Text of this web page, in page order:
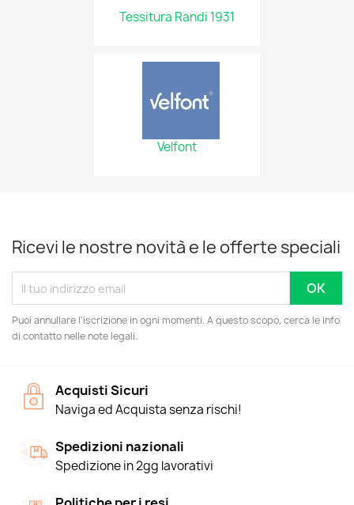
Tessitura Randi 1931
Velfont
Ricevi le nostre novità e le offerte speciali
Puoi annullare l'iscrizione in ogni momenti. A questo scopo, cerca le info
di contatto nelle note legali.
Acquisti Sicuri
Naviga ed Acquista senza rischi!
Spedizioni nazionali
Spedizione in 2gg lavorativi